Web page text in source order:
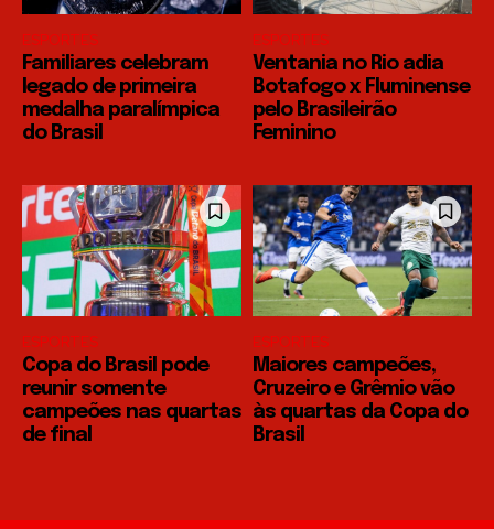
ESPORTES
Familiares celebram
legado de primeira
medalha paralímpica
do Brasil
ESPORTES
Ventania no Rio adia
Botafogo x Fluminense
pelo Brasileirão
Feminino
ESPORTES
Copa do Brasil pode
reunir somente
campeões nas quartas
de final
ESPORTES
Maiores campeões,
Cruzeiro e Grêmio vão
às quartas da Copa do
Brasil